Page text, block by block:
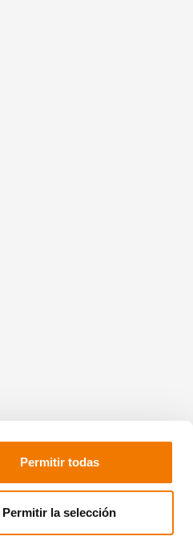
Permitir todas
Permitir la selección